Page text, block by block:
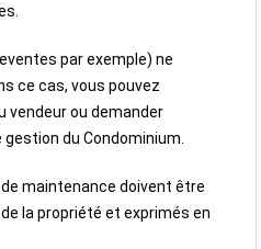
par exemple) ne
ce cas, vous pouvez
vendeur ou demander
du Condominium.
maintenance doivent être
la propriété et exprimés en